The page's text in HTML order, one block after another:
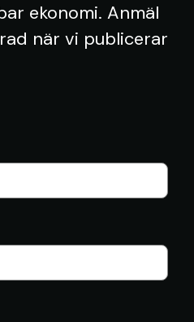
ekonomi. Anmäl
när vi publicerar